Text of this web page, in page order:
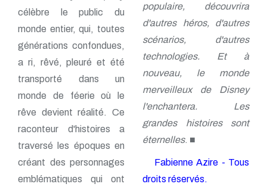
célèbre le public du
monde entier, qui, toutes
générations confondues,
a ri, rêvé, pleuré et été
transporté dans un
monde de féerie où le
rêve devient réalité. Ce
raconteur d'histoires a
traversé les époques en
créant des personnages
emblématiques qui ont
populaire, découvrira
d'autres héros, d'autres
scénarios, d'autres
technologies. Et à
nouveau, le monde
merveilleux de Disney
l'enchantera. Les
grandes histoires sont
éternelles. ■
Fabienne Azire - Tous
droits réservés.